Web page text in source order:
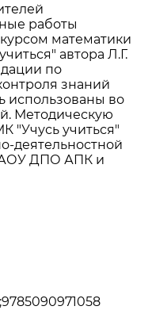
работы
математики
автора Л.Г.
по
знаний
использованы во
Методическую
"Учусь учиться"
деятельностной
ДПО АПК и